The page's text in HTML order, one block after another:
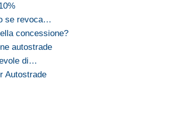
se revoca…
concessione?
autostrade
di…
Autostrade